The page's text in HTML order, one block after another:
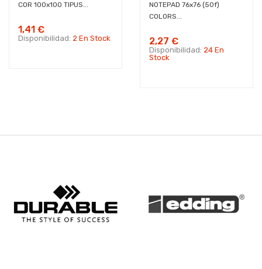
COR 100x100 TIPUS...
1,41 €
Disponibilidad: 2 En Stock
NOTEPAD 76x76 (50f)
COLORS...
2,27 €
Disponibilidad: 24 En
Stock